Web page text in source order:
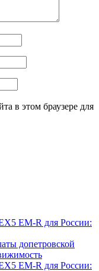
в этом браузере для
EM-R для России:
допетровской
EM-R для России: